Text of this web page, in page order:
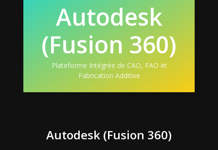
Autodesk
(Fusion 360)
Plateforme Intégrée de CAO, FAO et
Fabrication Additive
Autodesk (Fusion 360)